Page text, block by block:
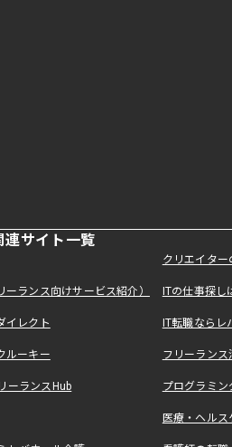
連サイト一覧
クリエイタ
ランス向けサービス紹介） ITの仕事探
イレクト IT転職なら
ルーキー フリーラン
ーランスHub プログラミ
医療・ヘル